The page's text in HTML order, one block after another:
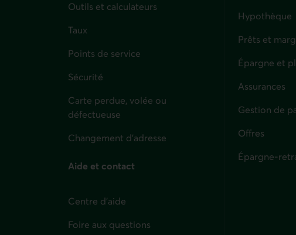
Outils et calculateurs
Taux
Points de service
Sécurité
Carte perdue, volée ou
défectueuse
Changement d'adresse
Aide et contact
Centre d'aide
Foire aux questions
Hypothèque
Prêts et
Épargne et
Assurances
Gestion de
Offres
Épargne-